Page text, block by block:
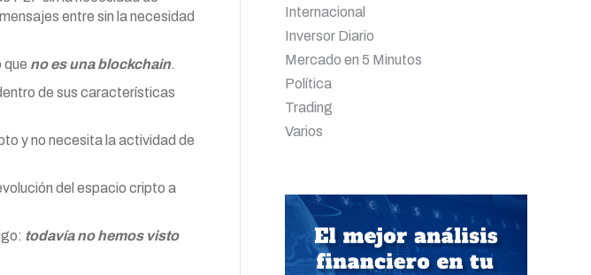
entre sin la necesidad
que no es una blockchain.
de sus características
y no necesita la actividad de
del espacio cripto a
todavía no hemos visto
Internacional
Inversor Diario
Mercado en 5 Minutos
Política
Trading
Varios